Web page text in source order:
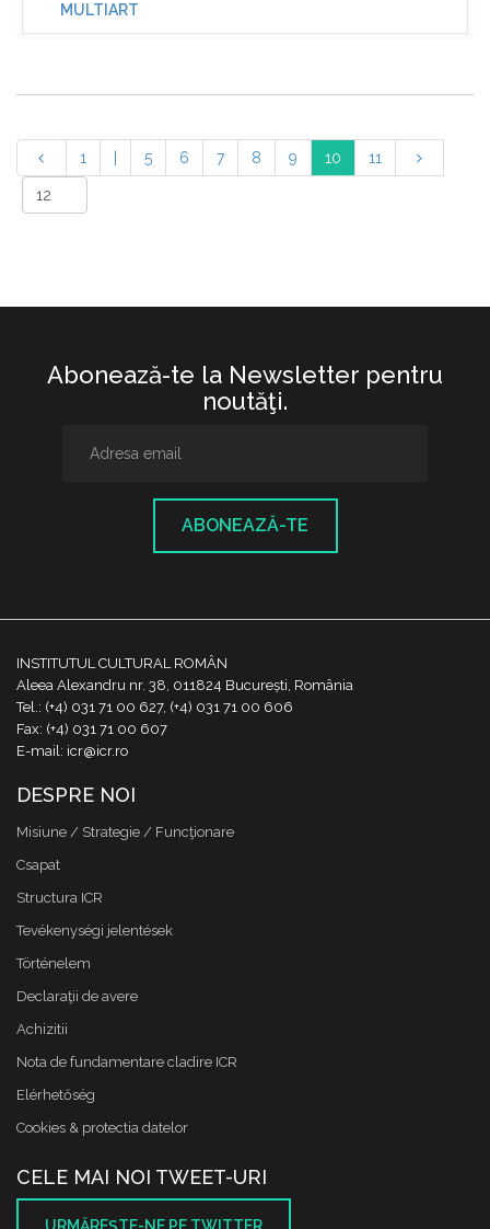
MULTIART
1 5 6 7 8 9 10 11
Abonează-te la Newsletter pentru
noutăţi.
ABONEAZĂ-TE
INSTITUTUL CULTURAL ROMÂN
Aleea Alexandru nr. 38, 011824 București, România
Tel.: (+4) 031 71 00 627, (+4) 031 71 00 606
Fax: (+4) 031 71 00 607
E-mail: icr@icr.ro
DESPRE NOI
Misiune / Strategie / Funcţionare
Csapat
Structura ICR
Tevékenységi jelentések
Történelem
Declaraţii de avere
Achizitii
Nota de fundamentare cladire ICR
Elérhetőség
Cookies & protectia datelor
CELE MAI NOI TWEET-URI